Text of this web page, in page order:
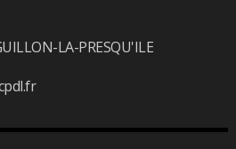
LA-PRESQU'ILE